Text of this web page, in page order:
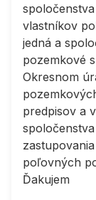
vlastníkov
jedná a
pozemkové
Okresnom
predpisov a
poľovných
Ďakujem